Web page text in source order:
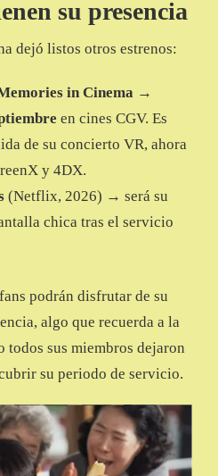
su presencia
dejó listos otros estrenos:
in Cinema →
en cines CGV. Es
de su concierto VR, ahora
y 4DX.
(Netflix, 2026) → será su
chica tras el servicio
podrán disfrutar de su
algo que recuerda a la
todos sus miembros dejaron
su periodo de servicio.